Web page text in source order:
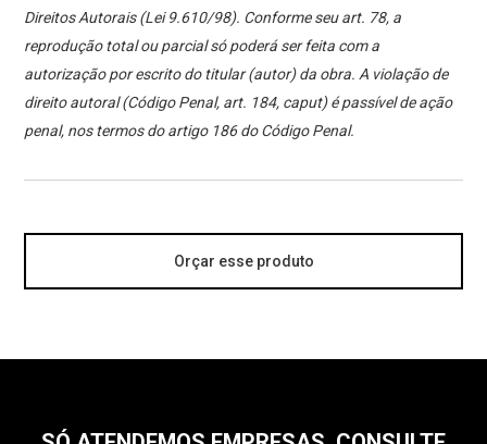
Direitos Autorais (Lei 9.610/98). Conforme seu art. 78, a
reprodução total ou parcial só poderá ser feita com a
autorização por escrito do titular (autor) da obra. A violação de
direito autoral (Código Penal, art. 184, caput) é passível de ação
penal, nos termos do artigo 186 do Código Penal.
Orçar esse produto